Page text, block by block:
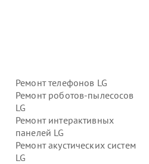
Ремонт телефонов LG
Ремонт роботов-пылесосов
LG
Ремонт интерактивных
панелей LG
Ремонт акустических систем
LG